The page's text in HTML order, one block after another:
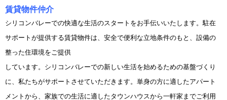
賃貸物件仲介
シリコンバレーでの快適な生活のスタートをお手伝いいたします。駐在
サポートが提供する賃貸物件は、安全で便利な立地条件のもと、設備の
整った住環境をご提供
しています。 シリコンバレーでの新しい生活を始めるための基盤づくり
に、私たちがサポートさせていただきます。単身の方に適したアパート
メントから、家族での生活に適したタウンハウスから一軒家までご利用